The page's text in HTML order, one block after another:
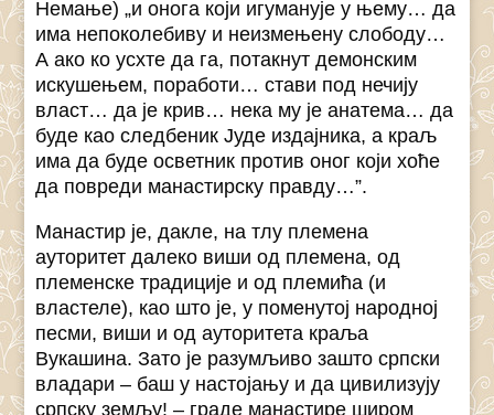
Немање) „и онога који игуманује у њему… да
има непоколебиву и неизмењену слободу…
А ако ко усхте да га, потакнут демонским
искушењем, поработи… стави под нечију
власт… да је крив… нека му је анатема… да
буде као следбеник Јуде издајника, а краљ
има да буде осветник против оног који хоће
да повреди манастирску правду…”.
Манастир је, дакле, на тлу племена
ауторитет далеко виши од племена, од
племенске традиције и од племића (и
властеле), као што је, у поменутој народној
песми, виши и од ауторитета краља
Вукашина. Зато је разумљиво зашто српски
владари – баш у настојању и да цивилизују
српску земљу! – граде манастире широм